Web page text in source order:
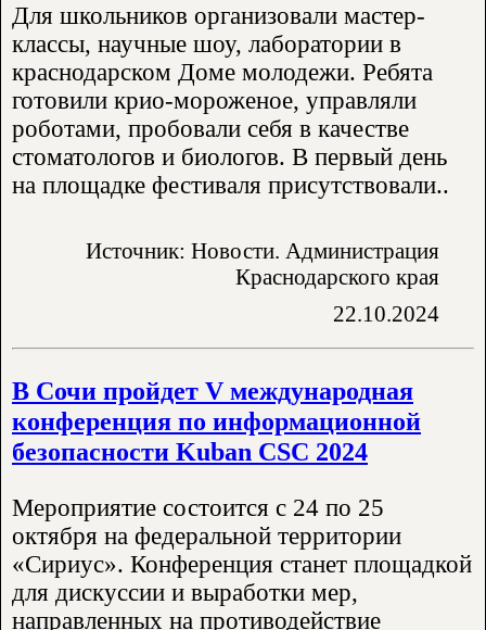
Для школьников организовали мастер-
классы, научные шоу, лаборатории в
краснодарском Доме молодежи. Ребята
готовили крио-мороженое, управляли
роботами, пробовали себя в качестве
стоматологов и биологов. В первый день
на площадке фестиваля присутствовали..
Источник: Новости. Администрация
Краснодарского края
22.10.2024
В Сочи пройдет V международная
конференция по информационной
безопасности Kuban CSC 2024
Мероприятие состоится с 24 по 25
октября на федеральной территории
«Сириус». Конференция станет площадкой
для дискуссии и выработки мер,
направленных на противодействие